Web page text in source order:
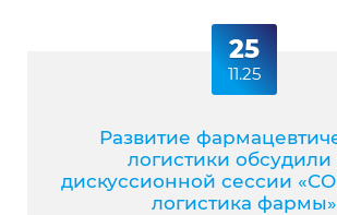
25
11.25
Развитие
логистики обсудили
дискуссионной сессии
логистика фармы»